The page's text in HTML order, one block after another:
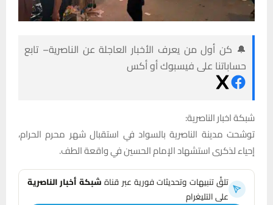
🔔 كن أول من يعرف الأخبار العاجلة عن الناصرية– تابع
حساباتنا على فيسبوك أو أكس
شبكة اخبار الناصرية:
توشحت مدينة الناصرية بالسواد في استقبال شهر محرم الحرام،
إحياء لذكرى استشهاد الإمام الحسين في واقعة الطف.
تلقَّ تنبيهات وتحديثات فورية عبر قناةشبكة أخبار الناصرية
على التليغرام